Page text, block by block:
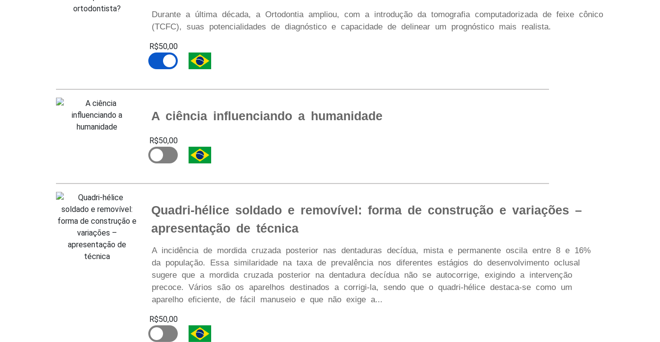
Durante a última década, a Ortodontia ampliou, com a introdução da tomografia computadorizada de feixe cônico
(TCFC), suas potencialidades de diagnóstico e capacidade de delinear um prognóstico mais realista.
R$50,00
A ciência influenciando a humanidade
R$50,00
Quadri-hélice soldado e removível: forma de construção e variações –
apresentação de técnica
A incidência de mordida cruzada posterior nas dentaduras decídua, mista e permanente oscila entre 8 e 16%
da população. Essa similaridade na taxa de prevalência nos diferentes estágios do desenvolvimento oclusal
sugere que a mordida cruzada posterior na dentadura decídua não se autocorrige, exigindo a intervenção
precoce. Vários são os aparelhos destinados a corrigi-la, sendo que o quadri-hélice destaca-se como um
aparelho eficiente, de fácil manuseio e que não exige a...
R$50,00